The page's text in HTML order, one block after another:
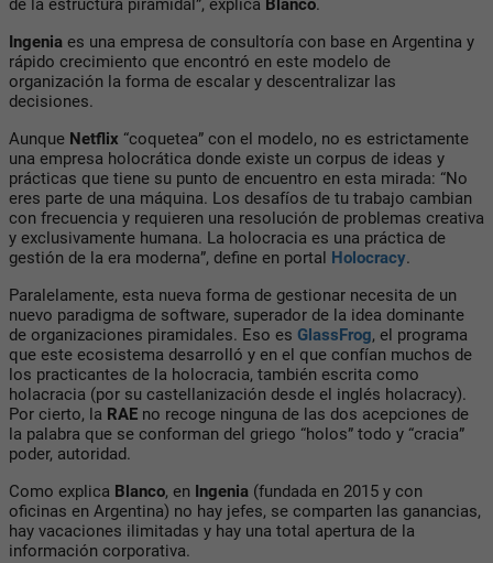
de la estructura piramidal”, explica Blanco.
Ingenia es una empresa de consultoría con base en Argentina y
rápido crecimiento que encontró en este modelo de
organización la forma de escalar y descentralizar las
decisiones.
Aunque Netflix “coquetea” con el modelo, no es estrictamente
una empresa holocrática donde existe un corpus de ideas y
prácticas que tiene su punto de encuentro en esta mirada: “No
eres parte de una máquina. Los desafíos de tu trabajo cambian
con frecuencia y requieren una resolución de problemas creativa
y exclusivamente humana. La holocracia es una práctica de
gestión de la era moderna”, define en portal Holocracy.
Paralelamente, esta nueva forma de gestionar necesita de un
nuevo paradigma de software, superador de la idea dominante
de organizaciones piramidales. Eso es GlassFrog, el programa
que este ecosistema desarrolló y en el que confían muchos de
los practicantes de la holocracia, también escrita como
holacracia (por su castellanización desde el inglés holacracy).
Por cierto, la RAE no recoge ninguna de las dos acepciones de
la palabra que se conforman del griego “holos” todo y “cracia”
poder, autoridad.
Como explica Blanco, en Ingenia (fundada en 2015 y con
oficinas en Argentina) no hay jefes, se comparten las ganancias,
hay vacaciones ilimitadas y hay una total apertura de la
información corporativa.